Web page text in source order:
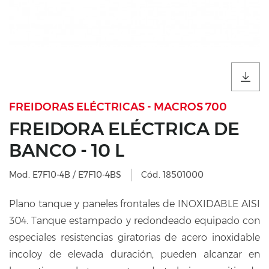
FREIDORAS ELÉCTRICAS - MACROS 700
FREIDORA ELÉCTRICA DE
BANCO - 10 L
Mod. E7F10-4B / E7F10-4BS Cód. 18501000
Plano tanque y paneles frontales de INOXIDABLE AISI
304. Tanque estampado y redondeado equipado con
especiales resistencias giratorias de acero inoxidable
incoloy de elevada duración, pueden alcanzar en